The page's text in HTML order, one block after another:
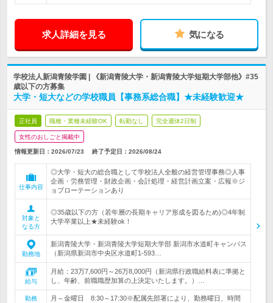
求人詳細を見る 気になる
学校法人新潟青陵学園 | 《新潟青陵大学・新潟青陵大学短期大学部他》#35
歳以下の方募集
大学・短大などの学校職員【事務系総合職】★未経験歓迎★
正社員 職種・業種未経験OK 転勤なし 完全週休2日制
女性のおしごと掲載中
情報更新日：2026/07/23 終了予定日： 2026/08/24
仕事内容
◎大学・短大の総合職として学校法人全般の経営管理事務◎人事
企画・労務管理・財政企画・会計処理・経営計画立案・広報※ジ
ョブローテーションあり
対象と
なる方
◎35歳以下の方（若年層の長期キャリア形成を図るため)◎4年制
大学卒業以上★未経験ok！
勤務地
新潟青陵大学・新潟青陵大学短期大学部 新潟市水道町キャンパス
（新潟県新潟市中央区水道町1-593…
給与
月給：23万7,600円～26万8,000円（新潟県行政職給料表に準拠と
し、年齢、前職職歴加算の上決定いたします。）…
勤務
月～金曜日 8:30～17:30※配属先部署により、勤務曜日、時間